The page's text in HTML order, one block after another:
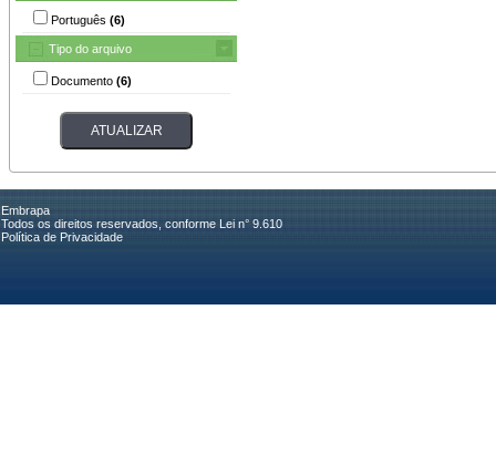
Português (6)
Tipo do arquivo
Documento (6)
Embrapa
Todos os direitos reservados, conforme Lei n° 9.610
Política de Privacidade